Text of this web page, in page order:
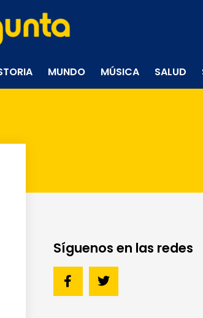
MUNDO MÚSICA SALUD
Síguenos en las redes